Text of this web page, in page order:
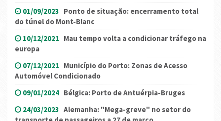
01/09/2023 Ponto de situação: encerramento total
do túnel do Mont-Blanc
10/12/2021 Mau tempo volta a condicionar tráfego na
europa
07/12/2021 Município do Porto: Zonas de Acesso
Automóvel Condicionado
09/01/2024 Bélgica: Porto de Antuérpia-Bruges
24/03/2023 Alemanha: "Mega-greve" no setor do